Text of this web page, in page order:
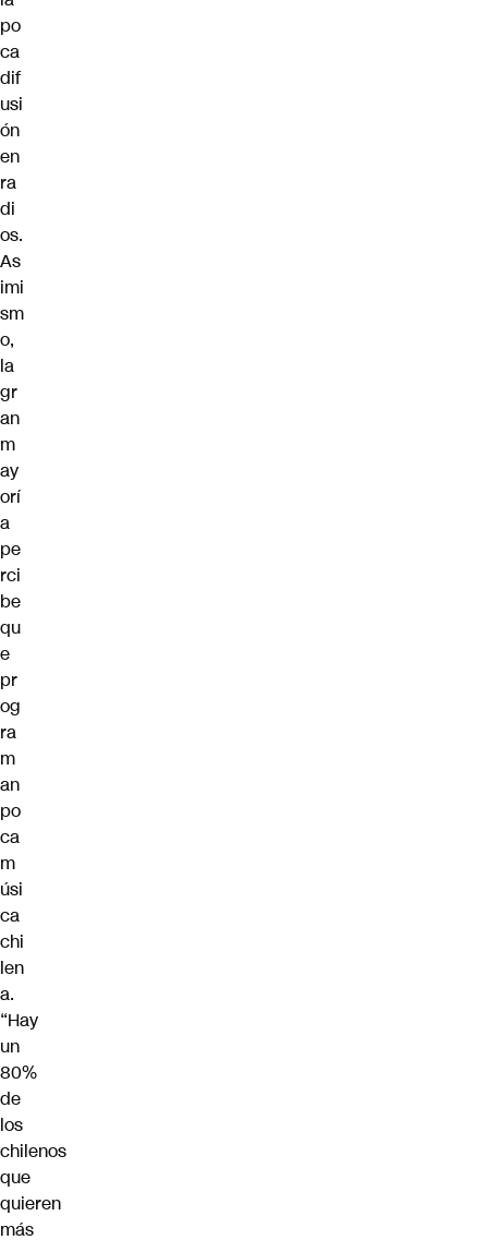
po
ca
dif
usi
ón
en
ra
di
os.
As
imi
sm
o,
la
gr
an
m
ay
orí
a
pe
rci
be
qu
e
pr
og
ra
m
an
po
ca
m
úsi
ca
chi
len
a.
“Hay
un
80%
de
los
chilenos
que
quieren
más